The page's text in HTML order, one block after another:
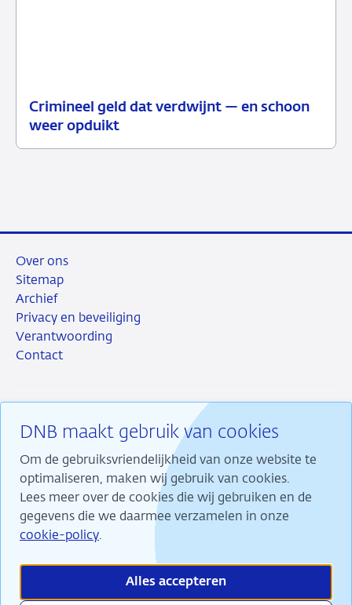
Crimineel geld dat verdwijnt — en schoon
weer opduikt
01
Podcast
DNB maakt gebruik van cookies
Om de gebruiksvriendelijkheid van onze website te
optimaliseren, maken wij gebruik van cookies.
Lees meer over de cookies die wij gebruiken en de
gegevens die we daarmee verzamelen in onze
cookie-policy.
Alles accepteren
Over ons
Sitemap
Archief
Privacy en beveiliging
Verantwoording
Contact
RSS InstagramLinkedin
X
Wij maken ons sterk voor financiële stabiliteit en
dragen daarmee bij aan duurzame welvaart in